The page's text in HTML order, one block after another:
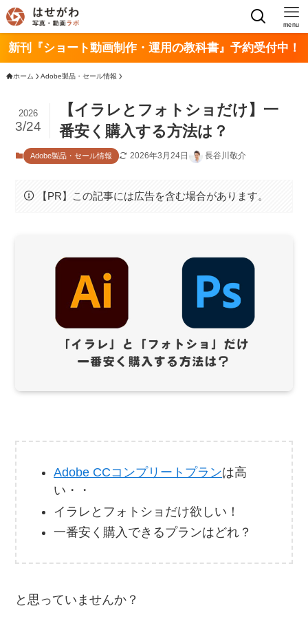
menu
新刊『ショート動画制作・運用の教科書』予約受付中！
ホーム Adobe製品・セール情報
【イラレとフォトショだけ】一
番安く購入する方法は？
2026
3/24
Adobe製品・セール情報 2026年3月24日 長谷川敬介
【PR】この記事には広告を含む場合があります。
Adobe CCコンプリートプランは高
い・・
イラレとフォトショだけ欲しい！
一番安く購入できるプランはどれ？
と思っていませんか？